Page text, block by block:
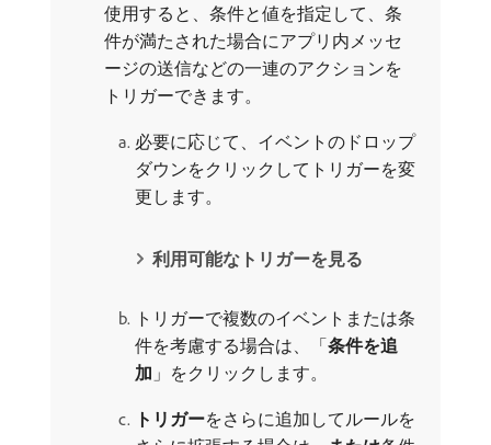
使用すると、条件と値を指定して、条
件が満たされた場合にアプリ内メッセ
ージの送信などの一連のアクションを
トリガーできます。
必要に応じて、イベントのドロップ
ダウンをクリックしてトリガーを変
更します。
利用可能なトリガーを見る
トリガーで複数のイベントまたは条
件を考慮する場合は、「条件を追
加 」をクリックします。
トリガー​をさらに追加してルールを